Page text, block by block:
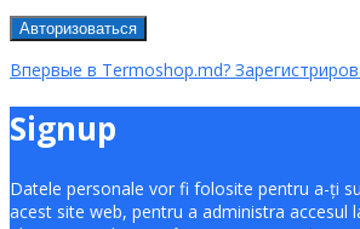
Авторизоваться
Впервые в Termoshop.md?
Signup
Datele personale vor fi folosite pentru a-ți
acest site web, pentru a administra accesul